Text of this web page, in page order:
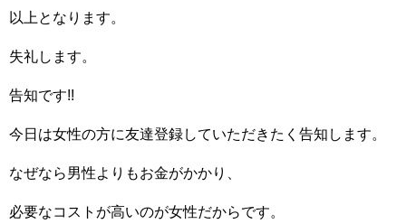
以上となります。
失礼します。
告知です!!
今日は女性の方に友達登録していただきたく告知します。
なぜなら男性よりもお金がかかり、
必要なコストが高いのが女性だからです。